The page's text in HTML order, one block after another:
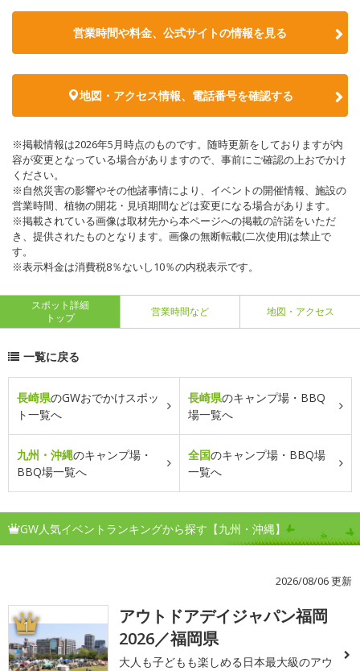
営業時間や料金、公式サイトの情報を見る
地図・アクセス情報、電話番号を確認する
※掲載情報は2026年5月時点のものです。随時更新をしておりますが内
容が変更となっている場合がありますので、事前にご確認の上おでかけ
ください。
※自然災害の影響やその他諸事情により、イベントの開催情報、施設の
営業時間、植物の開花・見頃期間などは変更になる場合があります。
※掲載されている画像は取材先から本ページへの掲載の許諾をいただ
き、提供されたものとなります。画像の無断転載(二次使用)は禁止で
す。
※表示料金は消費税8％ないし10％の内税表示です。
スポット詳細
トップ
営業時間など 地図・アクセス
一覧に戻る
長崎県のGWおでかけスポッ
ト一覧へ
長崎県のキャンプ場・BBQ
場一覧へ
九州・沖縄のキャンプ場・
BBQ場一覧へ
全国のキャンプ場・BBQ場
一覧へ
GW人気イベントランキングから探す【九州・沖縄】
2026/08/06 更新
1
アウトドアデイジャパン福岡
2026／福岡県
大人も子どもも楽しめる日本最大級のアウ